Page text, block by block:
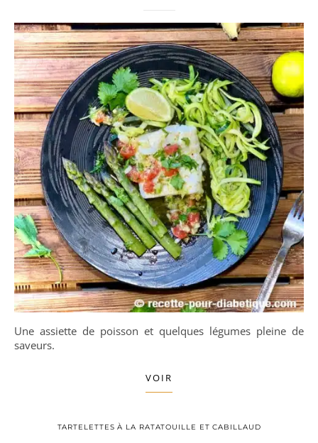
Une assiette de poisson et quelques légumes pleine de
saveurs.
VOIR
TARTELETTES À LA RATATOUILLE ET CABILLAUD